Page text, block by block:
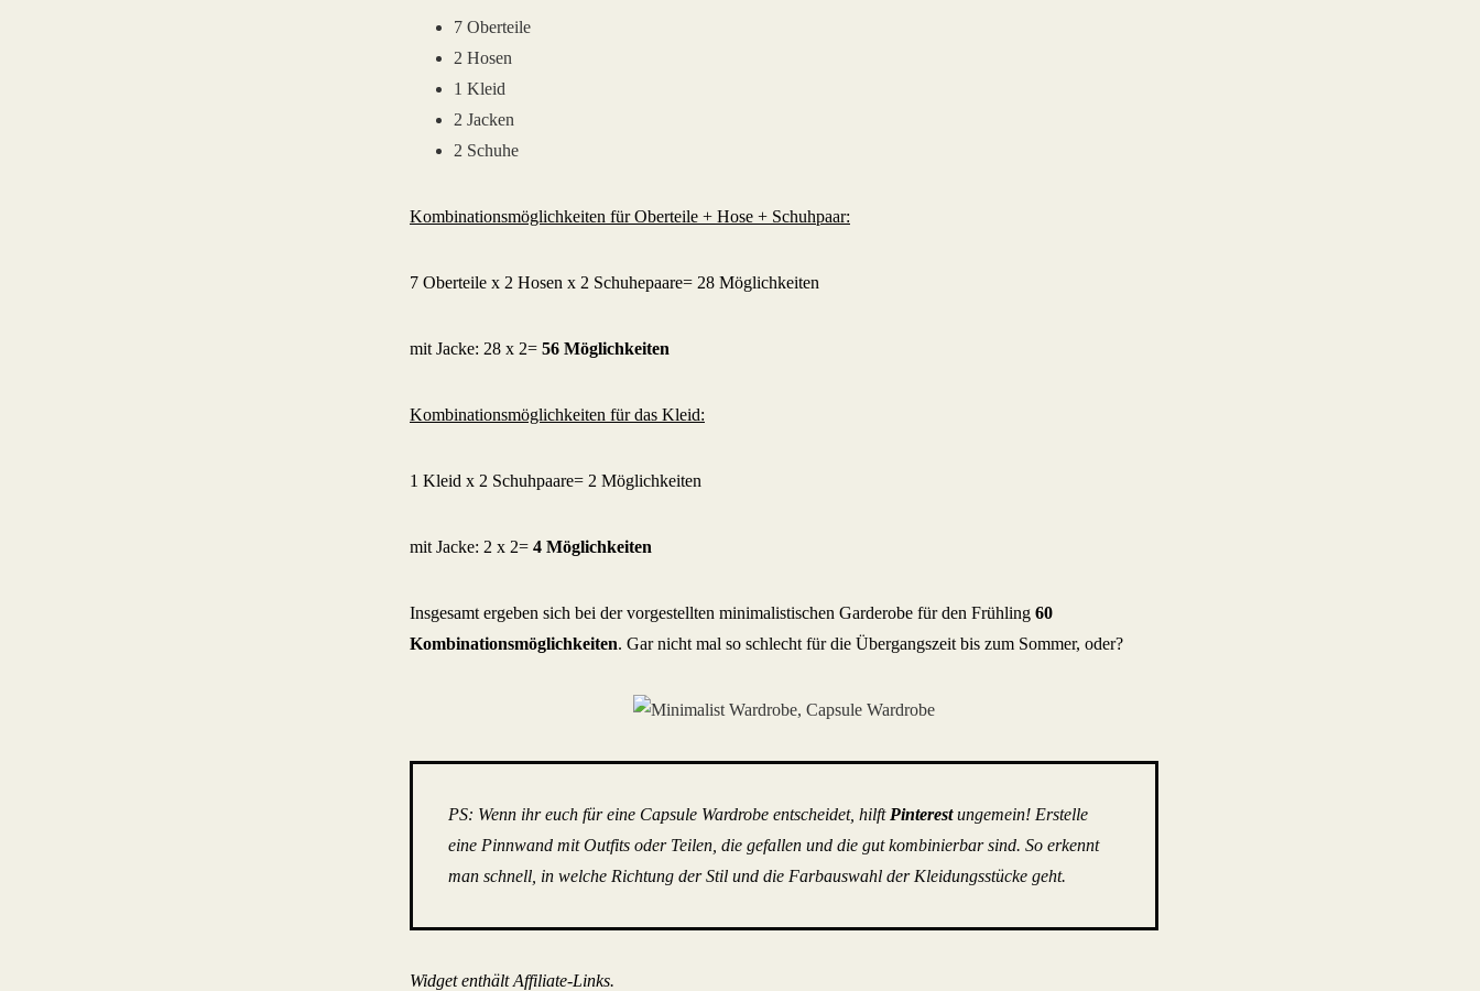
7 Oberteile
2 Hosen
1 Kleid
2 Jacken
2 Schuhe
Kombinationsmöglichkeiten für Oberteile + Hose + Schuhpaar:
7 Oberteile x 2 Hosen x 2 Schuhepaare= 28 Möglichkeiten
mit Jacke: 28 x 2= 56 Möglichkeiten
Kombinationsmöglichkeiten für das Kleid:
1 Kleid x 2 Schuhpaare= 2 Möglichkeiten
mit Jacke: 2 x 2= 4 Möglichkeiten
Insgesamt ergeben sich bei der vorgestellten minimalistischen Garderobe für den Frühling 60
Kombinationsmöglichkeiten. Gar nicht mal so schlecht für die Übergangszeit bis zum Sommer, oder?
PS: Wenn ihr euch für eine Capsule Wardrobe entscheidet, hilft Pinterest ungemein! Erstelle
eine Pinnwand mit Outfits oder Teilen, die gefallen und die gut kombinierbar sind. So erkennt
man schnell, in welche Richtung der Stil und die Farbauswahl der Kleidungsstücke geht.
Widget enthält Affiliate-Links.